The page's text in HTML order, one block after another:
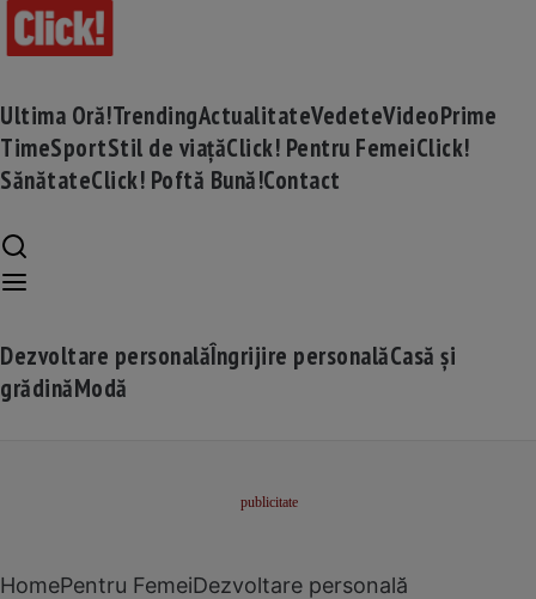
Ultima Oră!TrendingActualitateVedeteVideoPrime
TimeSportStil de viațăClick! Pentru FemeiClick!
SănătateClick! Poftă Bună!Contact
Dezvoltare personalăÎngrijire personalăCasă și
grădinăModă
HomePentru FemeiDezvoltare personală